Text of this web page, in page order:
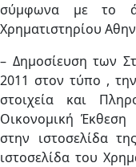
σύμφωνα με το
Χρηματιστηρίου
– Δημοσίευση των
2011 στον τύπο ,
στοιχεία και
Οικονομική
στην ιστοσελίδα
ιστοσελίδα του